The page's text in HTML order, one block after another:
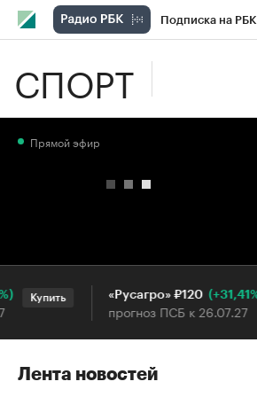
Подписка на РБК
СПОРТ
Прямой эфир
Купить «Русагро» ₽120 (+31,41%)
прогноз ПСБ к 26.07.27
Лента новостей